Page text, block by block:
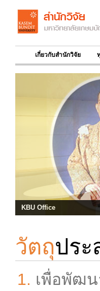
เกี่ยวกับสำนักวิจัย
KBU Office
วัตถุประ
เพื่อพัฒน